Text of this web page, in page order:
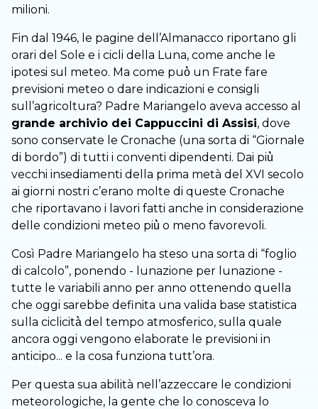
milioni.
Fin dal 1946, le pagine dell’Almanacco riportano gli
orari del Sole e i cicli della Luna, come anche le
ipotesi sul meteo. Ma come può̀ un Frate fare
previsioni meteo o dare indicazioni e consigli
sull’agricoltura? Padre Mariangelo aveva accesso al
grande archivio dei Cappuccini di Assisi, dove
sono conservate le Cronache (una sorta di “Giornale
di bordo”) di tutti i conventi dipendenti. Dai più̀
vecchi insediamenti della prima metà del XVI secolo
ai giorni nostri c’erano molte di queste Cronache
che riportavano i lavori fatti anche in considerazione
delle condizioni meteo più̀ o meno favorevoli.
Così Padre Mariangelo ha steso una sorta di “foglio
di calcolo”, ponendo - lunazione per lunazione -
tutte le variabili anno per anno ottenendo quella
che oggi sarebbe definita una valida base statistica
sulla ciclicità̀ del tempo atmosferico, sulla quale
ancora oggi vengono elaborate le previsioni in
anticipo... e la cosa funziona tutt’ora.
Per questa sua abilità nell’azzeccare le condizioni
meteorologiche, la gente che lo conosceva lo